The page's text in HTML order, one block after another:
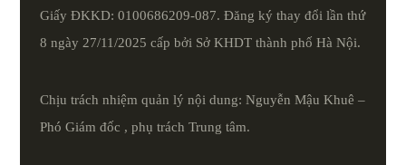
Giấy ĐKKD: 0100686209-087. Đăng ký thay đổi lần thứ
8 ngày 27/11/2025 cấp bởi Sở KHDT thành phố Hà Nội.
Chịu trách nhiệm quản lý nội dung: Nguyễn Mậu Khuê –
Phó Giám đốc , phụ trách Trung tâm.